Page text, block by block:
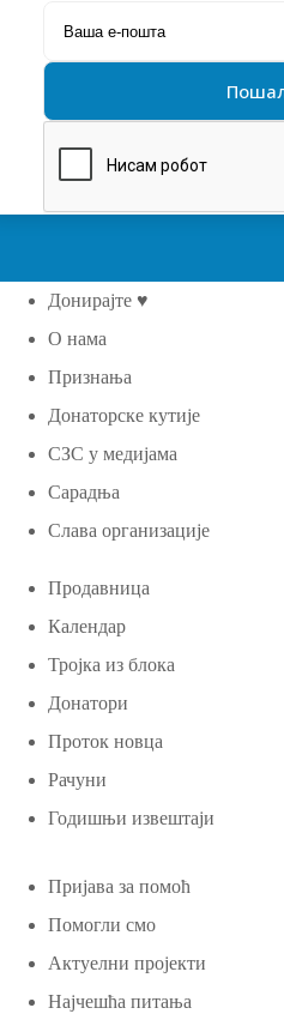
Донирајте ♥
О нама
Признања
Донаторске кутије
СЗС у медијама
Сарадња
Слава организације
Продавница
Календар
Тројка из блока
Донатори
Проток новца
Рачуни
Годишњи извештаји
Пријава за помоћ
Помогли смо
Актуелни пројекти
Најчешћа питања